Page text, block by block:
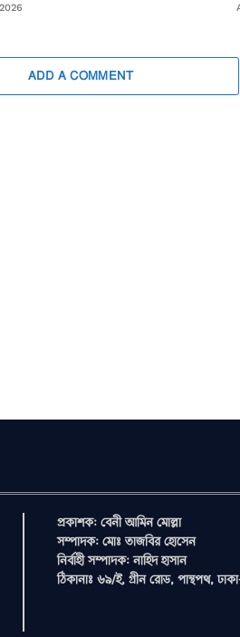
ADD A COMMENT
প্রকাশক: বেনী আমিন মোল্লা
সম্পাদক: মোঃ তাজবির হোসেন
নির্বাহী সম্পাদক: নাহিদ হাসান
ঠিকানাঃ ৬৯/ই, গ্রীন রোড, পান্থপথ,